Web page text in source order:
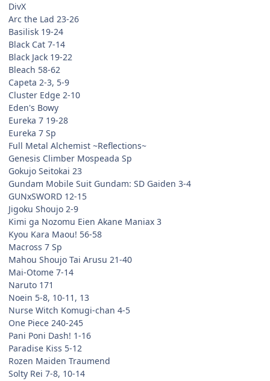
DivX
Arc the Lad 23-26
Basilisk 19-24
Black Cat 7-14
Black Jack 19-22
Bleach 58-62
Capeta 2-3, 5-9
Cluster Edge 2-10
Eden's Bowy
Eureka 7 19-28
Eureka 7 Sp
Full Metal Alchemist ~Reflections~
Genesis Climber Mospeada Sp
Gokujo Seitokai 23
Gundam Mobile Suit Gundam: SD Gaiden 3-4
GUNxSWORD 12-15
Jigoku Shoujo 2-9
Kimi ga Nozomu Eien Akane Maniax 3
Kyou Kara Maou! 56-58
Macross 7 Sp
Mahou Shoujo Tai Arusu 21-40
Mai-Otome 7-14
Naruto 171
Noein 5-8, 10-11, 13
Nurse Witch Komugi-chan 4-5
One Piece 240-245
Pani Poni Dash! 1-16
Paradise Kiss 5-12
Rozen Maiden Traumend
Solty Rei 7-8, 10-14